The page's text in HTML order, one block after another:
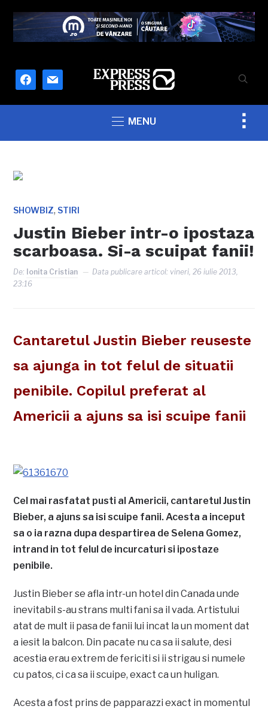
facebook
mail
MENU
SHOWBIZ, STIRI
Justin Bieber intr-o ipostaza
scarboasa. Si-a scuipat fanii!
De: Ionita Cristian Data publicare articol: vineri, 26 iulie 2013,
23:16
Cantaretul Justin Bieber reuseste
sa ajunga in tot felul de situatii
penibile. Copilul preferat al
Americii a ajuns sa isi scuipe fanii
Cel mai rasfatat pusti al Americii, cantaretul Justin
Bieber, a ajuns sa isi scuipe fanii. Acesta a inceput
sa o ia razna dupa despartirea de Selena Gomez,
intrand in tot felul de incurcaturi si ipostaze
penibile.
Justin Bieber se afla intr-un hotel din Canada unde
inevitabil s-au strans multi fani sa il vada. Artistului
atat de mult ii pasa de fanii lui incat la un moment dat
a iesit la balcon. Din pacate nu ca sa ii salute, desi
acestia erau extrem de fericiti si ii strigau si numele
cu patos, ci ca sa ii scuipe, exact ca un huligan.
Acesta a fost prins de papparazzi exact in momentul